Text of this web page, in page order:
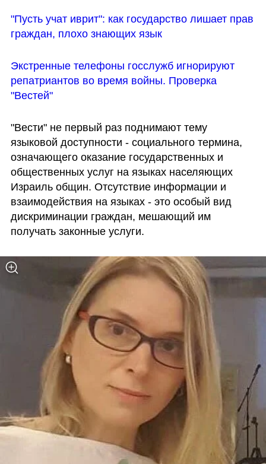
"Пусть учат иврит": как государство лишает прав
граждан, плохо знающих язык
Экстренные телефоны госслужб игнорируют
репатриантов во время войны. Проверка
"Вестей"
"Вести" не первый раз поднимают тему
языковой доступности - социального термина,
означающего оказание государственных и
общественных услуг на языках населяющих
Израиль общин. Отсутствие информации и
взаимодействия на языках - это особый вид
дискриминации граждан, мешающий им
получать законные услуги.